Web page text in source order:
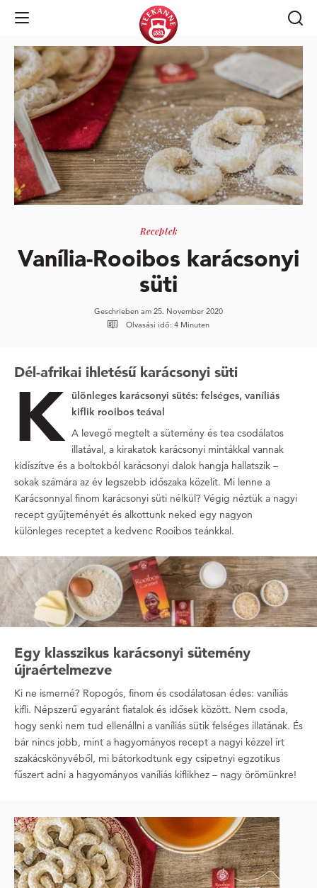
Open Navigation
Receptek
Vanília-Rooibos karácsonyi
süti
Geschrieben am 25. November 2020
Olvasási idő: 4 Minuten
Dél-afrikai ihletésű karácsonyi süti
K
ülönleges karácsonyi sütés: felséges, vaníliás
kiflik rooibos teával
A levegő megtelt a sütemény és tea csodálatos
illatával, a kirakatok karácsonyi mintákkal vannak
kidíszítve és a boltokból karácsonyi dalok hangja hallatszik –
sokak számára az év legszebb időszaka közelít. Mi lenne a
Karácsonnyal finom karácsonyi süti nélkül? Végig néztük a nagyi
recept gyűjteményét és alkottunk neked egy nagyon
különleges receptet a kedvenc Rooibos teánkkal.
Egy klasszikus karácsonyi sütemény
újraértelmezve
Ki ne ismerné? Ropogós, finom és csodálatosan édes: vaníliás
kifli. Népszerű egyaránt fiatalok és idősek között. Nem csoda,
hogy senki nem tud ellenállni a vaníliás sütik felséges illatának. És
bár nincs jobb, mint a hagyományos recept a nagyi kézzel írt
szakácskönyvéből, mi bátorkodtunk egy csipetnyi egzotikus
fűszert adni a hagyományos vaníliás kiflikhez – nagy örömünkre!